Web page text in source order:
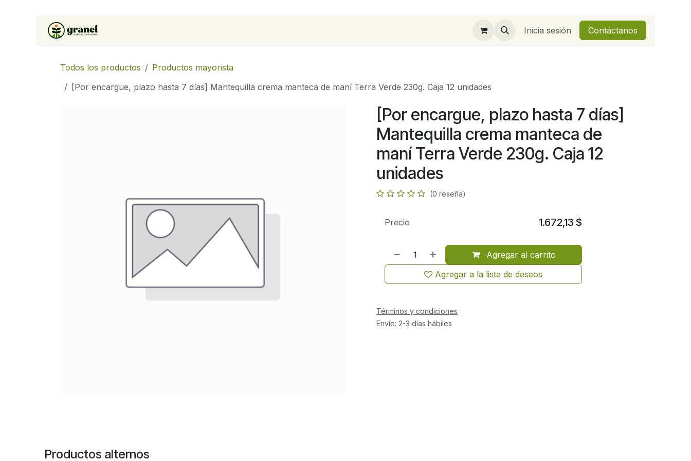
Ir al contenido
Inicia sesión Contáctanos
Todos los productos
Productos mayorista
[Por encargue, plazo hasta 7 días] Mantequilla crema manteca de maní Terra Verde 230g. Caja 12 unidades
[Por encargue, plazo hasta 7 días]
Mantequilla crema manteca de
maní Terra Verde 230g. Caja 12
unidades
(0 reseña)
Agregar al carrito
Agregar a la lista de deseos
Precio 1.672,13 $
Términos y condiciones
Envío: 2-3 días hábiles
Productos alternos